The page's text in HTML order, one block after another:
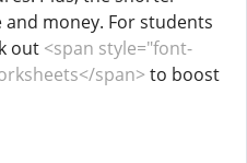
money. For students
out <span style="font-
span> to boost